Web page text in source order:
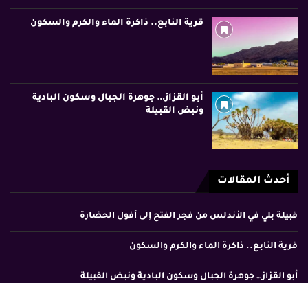
قرية النابع.. ذاكرة الماء والكرم والسكون
أبو القزاز… جوهرة الجبال وسكون البادية
ونبض القبيلة
أحدث المقالات
قبيلة بلي في الأندلس من فجر الفتح إلى أفول الحضارة
قرية النابع.. ذاكرة الماء والكرم والسكون
أبو القزاز… جوهرة الجبال وسكون البادية ونبض القبيلة